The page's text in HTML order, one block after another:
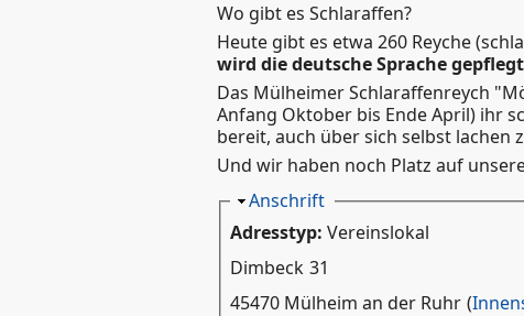
Wo gibt es Schlaraffen?
Heute gibt es etwa 260 Reyche
wird die deutsche Sprache
Das Mülheimer Schlaraffenreych
Anfang Oktober bis Ende April) ihr
bereit, auch über sich selbst lachen
Und wir haben noch Platz auf
Ausblenden
Anschrift
Adresstyp: Vereinslokal
Dimbeck 31
45470 Mülheim an der Ruhr (